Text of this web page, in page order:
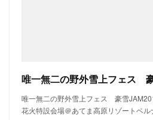
唯一無二の野外雪上フェス 豪雪
花火特設会場＠あてま高原リゾートベル